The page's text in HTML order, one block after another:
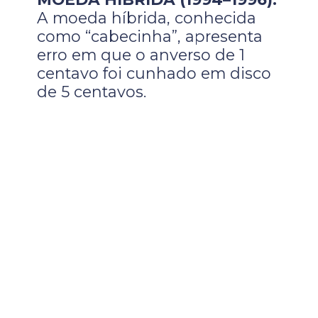
A moeda híbrida, conhecida
como “cabecinha”, apresenta
erro em que o anverso de 1
centavo foi cunhado em disco
de 5 centavos.